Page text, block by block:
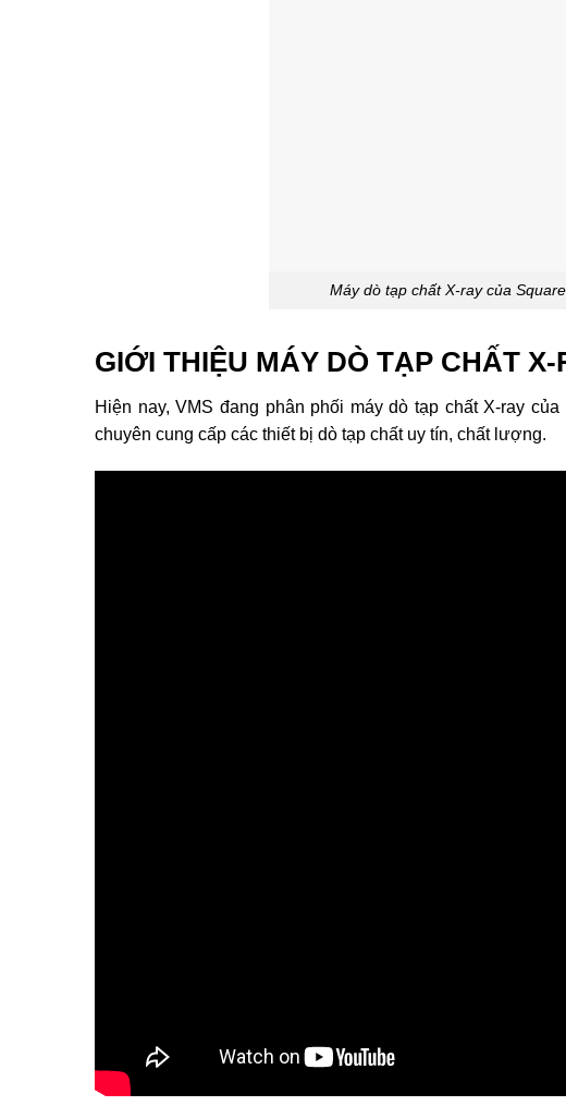
Máy dò tạp chất X-ray của
GIỚI THIỆU MÁY DÒ TẠP CHẤT
Hiện nay, VMS đang phân phối máy dò tạp chất X-ray
chuyên cung cấp các thiết bị dò tạp chất uy tín, chất lượng.